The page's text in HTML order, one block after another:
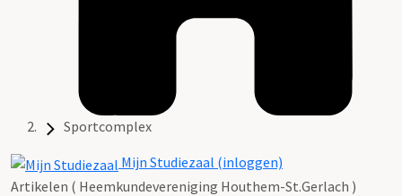
Sportcomplex
Mijn Studiezaal (inloggen)
Artikelen ( Heemkundevereniging Houthem-St.Gerlach )